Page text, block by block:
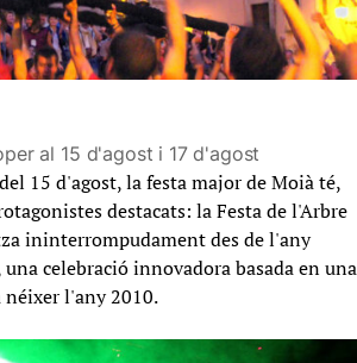
al 15 d'agost i 17 d'agost
15 d'agost, la festa major de Moià té,
destacats: la Festa de l'Arbre
ininterrompudament des de l'any
una celebració innovadora basada en una
néixer l'any 2010.